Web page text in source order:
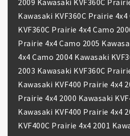
2009 Kawasaki KVF360C
Kawasaki KVF360C Prairie
KVF360C Prairie 4x4 Camo
Prairie 4x4 Camo 2005
4x4 Camo 2004 Kawasaki
2003 Kawasaki KVF360C
Kawasaki KVF400 Prairie 4x4
Prairie 4x4 2000 Kawasaki
Kawasaki KVF400 Prairie 4x4
KVF400C Prairie 4x4 2001